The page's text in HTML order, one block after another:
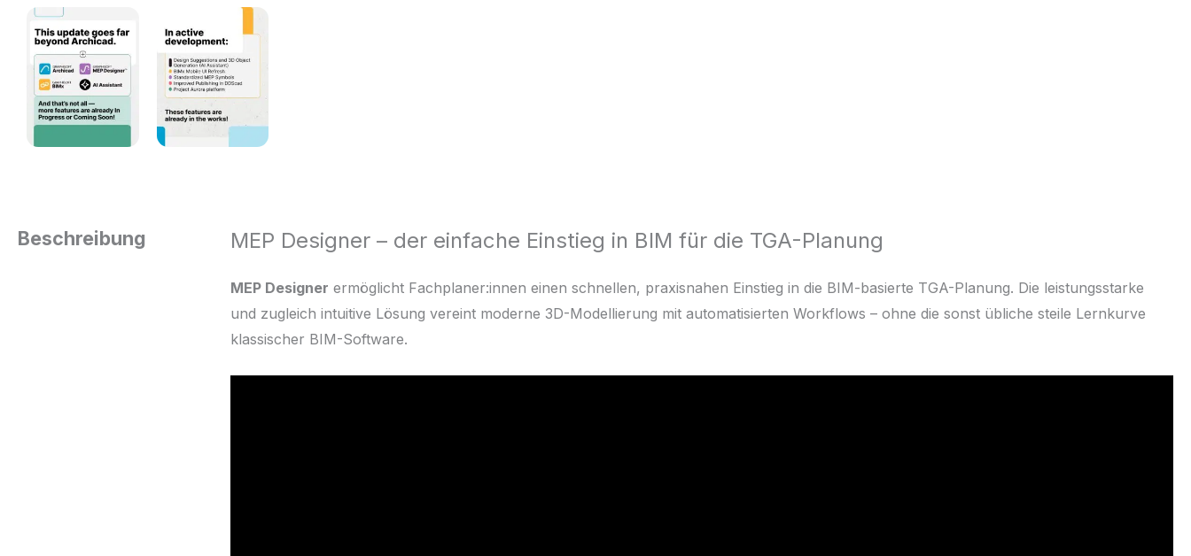
Beschreibung MEP Designer – der einfache Einstieg in BIM für die TGA-Planung
MEP Designer ermöglicht Fachplaner:innen einen schnellen, praxisnahen Einstieg in die BIM-basierte TGA-Planung. Die leistungsstarke
und zugleich intuitive Lösung vereint moderne 3D-Modellierung mit automatisierten Workflows – ohne die sonst übliche steile Lernkurve
klassischer BIM-Software.